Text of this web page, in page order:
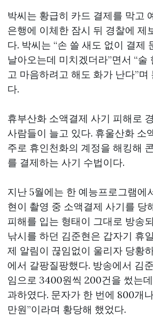
박씨는 황급히 카드 결제를 막고
은행에 이체한 잠시 뒤 경찰에 제
다. 박씨는 “손 쓸 새도 없이 결제
날아오는데 미치겠더라”면서 “술
고 마음하려고 해도 화가 난다”며
다.
휴부산화 소액결제 사기 피해로
사람들이 늘고 있다. 휴울산화 소
주로 휴인천화의 계정을 해킹해
를 결제하는 사기 수법이다.
지난 5월에는 한 예능프로그램에
현이 촬영 중 소액결제 사기를 당
피해를 입는 형태이 그대로 방송
낚시를 하던 김준현은 갑자기 휴
제 알림이 끊임없이 울리자 당황
에서 갈팡질팡했다. 방송에서 김
임으로 3400원씩 200건을 썼는
과하였다. 문자가 한 번에 800개
만원”이라며 황당해 했었다.